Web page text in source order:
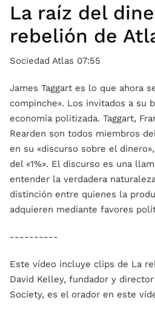
La raíz del
rebelión de
Sociedad Atlas 07:55
James Taggart es lo que ahora
compinche». Los invitados a su
economía politizada. Taggart,
Rearden son todos miembros
en su «discurso sobre el
del «1%». El discurso es una
entender la verdadera
distinción entre quienes la
adquieren mediante favores
----------
Este vídeo incluye clips de La
David Kelley, fundador y
Society, es el orador en este